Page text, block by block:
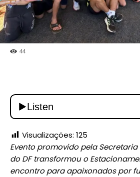
44
Visualizações: 125
Evento promovido pela Secretaria
do DF transformou o
encontro para apaixonados por